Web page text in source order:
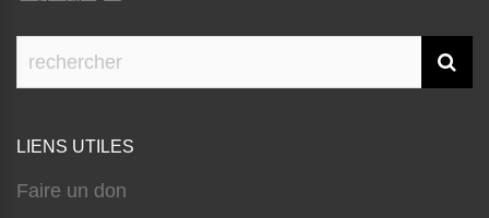
LIENS UTILES
Faire un don